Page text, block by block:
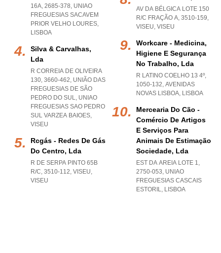
16A, 2685-378, UNIAO
FREGUESIAS SACAVEM
PRIOR VELHO LOURES,
LISBOA
Silva & Carvalhas,
Lda
R CORREIA DE OLIVEIRA
130, 3660-462, UNIÃO DAS
FREGUESIAS DE SÃO
PEDRO DO SUL, UNIAO
FREGUESIAS SAO PEDRO
SUL VARZEA BAIOES,
VISEU
Rcgás - Redes De Gás
Do Centro, Lda
R DE SERPA PINTO 65B
R/C, 3510-112, VISEU,
VISEU
AV DA BÉLGICA LOTE 150
R/C FRAÇÃO A, 3510-159,
VISEU, VISEU
Workcare - Medicina,
Higiene E Segurança
No Trabalho, Lda
R LATINO COELHO 13 4º,
1050-132, AVENIDAS
NOVAS LISBOA, LISBOA
Mercearia Do Cão -
Comércio De Artigos
E Serviços Para
Animais De Estimação
Sociedade, Lda
EST DA AREIA LOTE 1,
2750-053, UNIAO
FREGUESIAS CASCAIS
ESTORIL, LISBOA